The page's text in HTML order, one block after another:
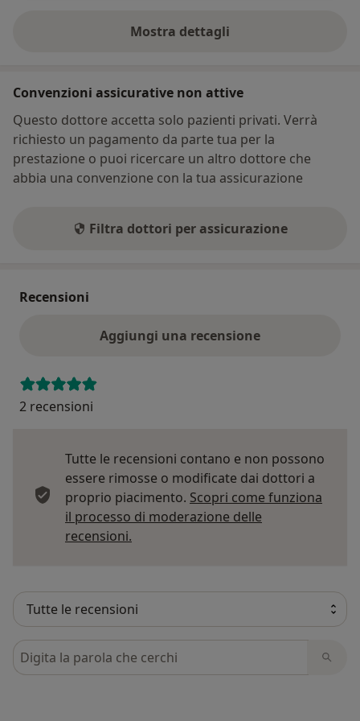
Mostra dettagli
sull'indirizzo
Convenzioni assicurative non attive
Questo dottore accetta solo pazienti privati. Verrà
richiesto un pagamento da parte tua per la
prestazione o puoi ricercare un altro dottore che
abbia una convenzione con la tua assicurazione
Filtra dottori per assicurazione
Recensioni
Aggiungi una recensione
2 recensioni
Tutte le recensioni contano e non possono
essere rimosse o modificate dai dottori a
proprio piacimento. Scopri come funziona
il processo di moderazione delle
recensioni.
Cerca nelle recensioni